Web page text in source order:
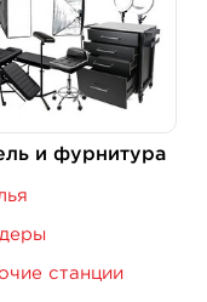
и фурнитура
станции